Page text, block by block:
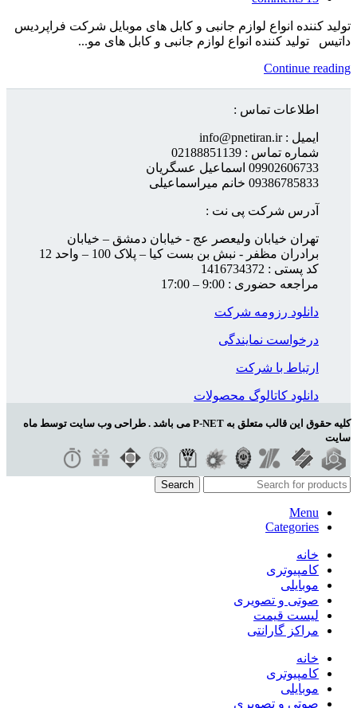
تولید کننده انواع لوازم جانبی و کابل های موبایل شرکت فراپردیس
داتیس تولید کننده انواع لوازم جانبی و کابل های مو...
Continue reading
اطلاعات تماس :
ایمیل : info@pnetiran.ir
شماره تماس : 02188851139
09902606733 اسماعیل عسگریان
09386785833 خانم میراسماعیلی
آدرس شرکت پی نت :
تهران خیابان ولیعصر عج - خیابان دمشق – خیابان
برادران مظفر - نبش بن بست کیا – پلاک 100 – واحد 12
کد پستی : 1416734372
مراجعه حضوری : 9:00 – 17:00
دانلود رزومه شرکت
درخواست نمایندگی
ارتباط با شرکت
دانلود کاتالوگ محصولات
کلیه حقوق این قالب متعلق به P-NET می باشد . طراحی وب سایت توسط ماه
سایت
Search
Menu
Categories
خانه
کامپیوتری
موبایلی
صوتی و تصویری
لیست قیمت
مراکز گارانتی
خانه
کامپیوتری
موبایلی
صوتی و تصویری